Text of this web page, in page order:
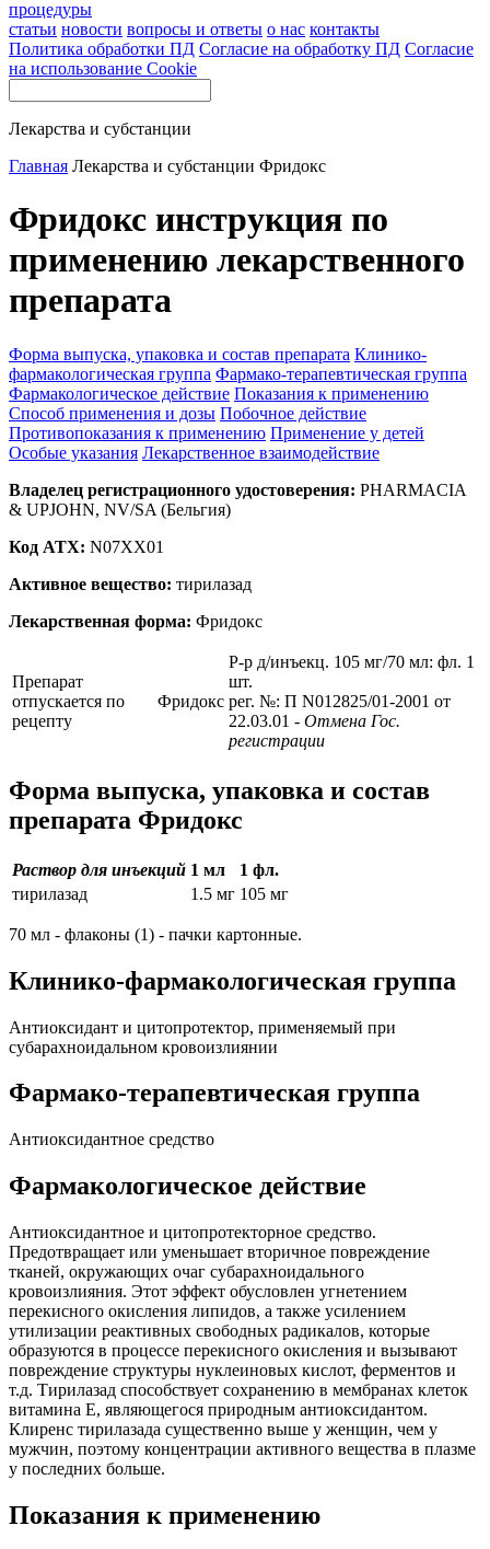
процедуры
статьи новости вопросы и ответы о нас контакты
Политика обработки ПД Согласие на обработку ПД Согласие
на использование Cookie
Лекарства и субстанции
Главная Лекарства и субстанции Фридокс
Фридокс инструкция по
применению лекарственного
препарата
Форма выпуска, упаковка и состав препарата Клинико-
фармакологическая группа Фармако-терапевтическая группа
Фармакологическое действие Показания к применению
Способ применения и дозы Побочное действие
Противопоказания к применению Применение у детей
Особые указания Лекарственное взаимодействие
Владелец регистрационного удостоверения: PHARMACIA
& UPJOHN, NV/SA (Бельгия)
Код ATX: N07XX01
Активное вещество: тирилазад
Лекарственная форма: Фридокс
Препарат
отпускается по
рецепту
Фридокс
Р-р д/инъекц. 105 мг/70 мл: фл. 1
шт.
рег. №: П N012825/01-2001 от
22.03.01 - Отмена Гос.
регистрации
Форма выпуска, упаковка и состав
препарата Фридокс
Раствор для инъекций 1 мл
1 фл.
тирилазад
1.5 мг 105 мг
70 мл - флаконы (1) - пачки картонные.
Клинико-фармакологическая группа
Антиоксидант и цитопротектор, применяемый при
субарахноидальном кровоизлиянии
Фармако-терапевтическая группа
Антиоксидантное средство
Фармакологическое действие
Антиоксидантное и цитопротекторное средство.
Предотвращает или уменьшает вторичное повреждение
тканей, окружающих очаг субарахноидального
кровоизлияния. Этот эффект обусловлен угнетением
перекисного окисления липидов, а также усилением
утилизации реактивных свободных радикалов, которые
образуются в процессе перекисного окисления и вызывают
повреждение структуры нуклеиновых кислот, ферментов и
т.д. Тирилазад способствует сохранению в мембранах клеток
витамина Е, являющегося природным антиоксидантом.
Клиренс тирилазада существенно выше у женщин, чем у
мужчин, поэтому концентрации активного вещества в плазме
у последних больше.
Показания к применению